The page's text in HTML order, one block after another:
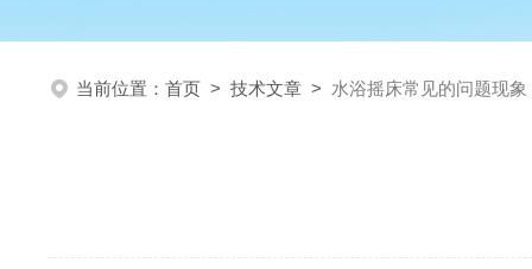
当前位置： 首页 > 技术文章 > 水浴摇床常见的问题现象